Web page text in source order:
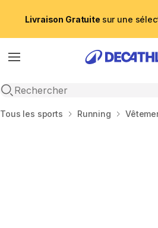
Livraison Gratuite sur une
Menu
Recherche ouverte
Accueil
Tous les sports Running